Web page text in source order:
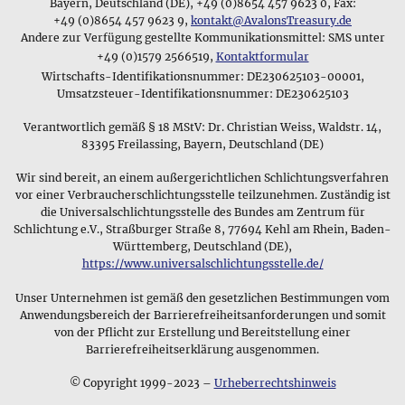
Schmuckgeschäft finden werden, ein gutes Argument für den
Kauf bei uns sind - sollte etwas doch nicht gefallen, so kann
man es ja einfach zurücksenden.
Anfangs verkaufte Avalon's Treasury primär edle
gemeinsam mit dem notwendigen Hintergrundwissen in
Buchform anboten. Diese Mineralien und Edelsteine sind
heute noch ein beliebter Bereich unseres Sortiments und
überzeugen unsere Kunden aufgrund der gemmologisch
garantierten Echtheit der Steine. Heute sind wir ein
Onlineshop für edlen und zeitlosen Schmuck und bieten
Anhänger, verschiedene Mineralien und ein breites
Sortiment an Edelsteinen. Unsere Schmuckkollektion enthält
Materialen wie Silber,Zinn, Messing und Kupfer, und unser
Shop bietet eine große Auswahl an keltischen Anhängern und
Wikingerschmuck für historisch interessierte Kunden.
Unser Schmucksortiment
dass die Symbolik der Schmuckstücke und die Materialen, aus
denen sie hergestellt wurden, eine besondere Bedeutung für
ihren jeweiligen Träger haben und in seiner Gesellschaft
seinen Status signalisieren.
⚲
Wikingerschmuck
Die Wikinger trugen Amulette,
Mythen darstellten
Bayern, Deutschland (DE), +49 (0)8654 457 9623 0, Fax:
+49 (0)8654 457 9623 9, kontakt@AvalonsTreasury.de
Andere zur Verfügung gestellte Kommunikationsmittel: SMS unter
+49 (0)1579 2566519, Kontaktformular
Wirtschafts-Identifikationsnummer: DE230625103-00001,
Umsatzsteuer-Identifikationsnummer: DE230625103
Verantwortlich gemäß § 18 MStV: Dr. Christian Weiss, Waldstr. 14,
83395 Freilassing, Bayern, Deutschland (DE)
Wir sind bereit, an einem außergerichtlichen Schlichtungsverfahren
vor einer Verbraucherschlichtungsstelle teilzunehmen. Zuständig ist
die Universalschlichtungsstelle des Bundes am Zentrum für
Schlichtung e.V., Straßburger Straße 8, 77694 Kehl am Rhein, Baden-
Württemberg, Deutschland (DE),
https://www.universalschlichtungsstelle.de/
Unser Unternehmen ist gemäß den gesetzlichen Bestimmungen vom
Anwendungsbereich der Barrierefreiheitsanforderungen und somit
von der Pflicht zur Erstellung und Bereitstellung einer
Barrierefreiheitserklärung ausgenommen.
© Copyright 1999-2023 – Urheberrechtshinweis